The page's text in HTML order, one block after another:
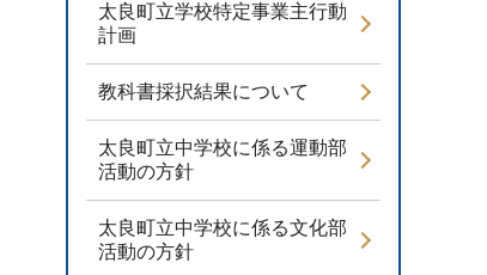
太良町立学校特定事業主行動
計画
教科書採択結果について
太良町立中学校に係る運動部
活動の方針
太良町立中学校に係る文化部
活動の方針